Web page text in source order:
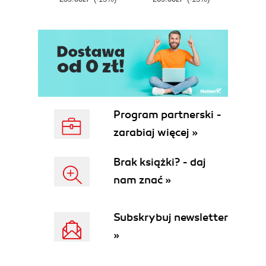
External Power for HiJack
Hello HiJack
When Things Go Wrong
A Better HiJack Program
For More Information
5. Creating a Moisture Meter with HiJack
Adding a Moisture Meter to the Tricorder
Assembling the Moisture Meter
Collecting the Calibration Data
Moving Datafiles to and from techBASIC
The Complete Moisture Meter Source
6. Bluetooth Low Energy
Program partnerski -
zarabiaj więcej »
Brak książki? - daj
nam znać »
Subskrybuj newsletter
»